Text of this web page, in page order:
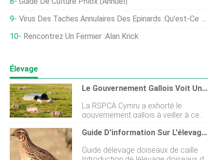
Virus Des Taches Annulaires Des Épinards :qu'est-Ce Que Le Virus Des Taches Annulaires Du Tabac Aux Épinards
Rencontrez Un Fermier :Alan Krick
Élevage
Le Gouvernement Gallois Voit Une Opportunité Clé Pour Protéger Les Animaux De Ferme
La RSPCA Cymru a exhorté le
gouvernement gallois à veiller à ce
que tout programme de soutien
agricole post-Brexit incite à des
dans les fermes du Pays de Galles.
Guide D'information Sur L'élevage D'oiseaux De Caille
Guide délevage doiseaux de caille :